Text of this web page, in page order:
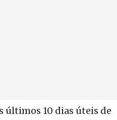
últimos 10 dias úteis de